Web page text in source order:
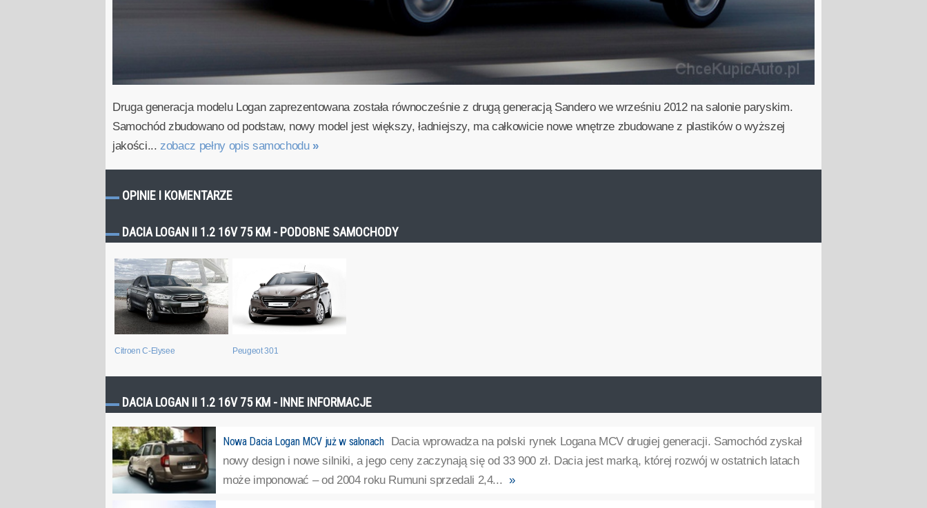
Druga generacja modelu Logan zaprezentowana została równocześnie z drugą generacją Sandero we wrześniu 2012 na salonie paryskim.
Samochód zbudowano od podstaw, nowy model jest większy, ładniejszy, ma całkowicie nowe wnętrze zbudowane z plastików o wyższej
jakości...zobacz pełny opis samochodu »
OPINIE I KOMENTARZE
DACIA LOGAN II 1.2 16V 75 KM - PODOBNE SAMOCHODY
Citroen C-Elysee Peugeot 301
DACIA LOGAN II 1.2 16V 75 KM - INNE INFORMACJE
Nowa Dacia Logan MCV już w salonach Dacia wprowadza na polski rynek Logana MCV drugiej generacji. Samochód zyskał
nowy design i nowe silniki, a jego ceny zaczynają się od 33 900 zł. Dacia jest marką, której rozwój w ostatnich latach
może imponować – od 2004 roku Rumuni sprzedali 2,4... »